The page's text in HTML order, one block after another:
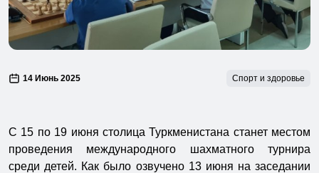
14 Июнь 2025 Спорт и здоровье
С 15 по 19 июня столица Туркменистана станет местом
проведения международного шахматного турнира
среди детей. Как было озвучено 13 июня на заседании